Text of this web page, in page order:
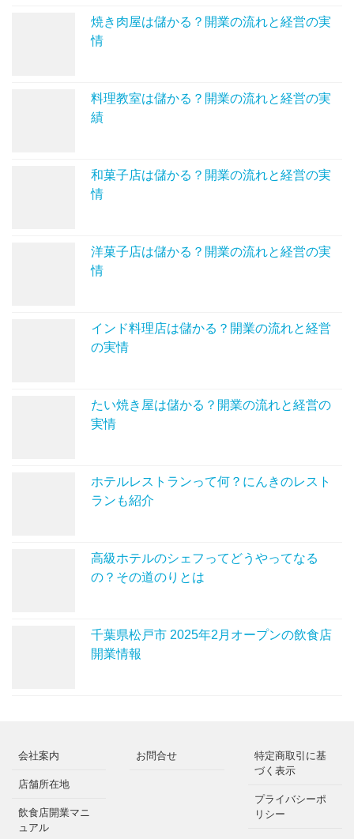
焼き肉屋は儲かる？開業の流れと経営の実
情
料理教室は儲かる？開業の流れと経営の実
績
和菓子店は儲かる？開業の流れと経営の実
情
洋菓子店は儲かる？開業の流れと経営の実
情
インド料理店は儲かる？開業の流れと経営
の実情
たい焼き屋は儲かる？開業の流れと経営の
実情
ホテルレストランって何？にんきのレスト
ランも紹介
高級ホテルのシェフってどうやってなる
の？その道のりとは
千葉県松戸市 2025年2月オープンの飲食店
開業情報
会社案内
店舗所在地
飲食店開業マニ
ュアル
お問合せ
特定商取引に基
づく表示
プライバシーポ
リシー